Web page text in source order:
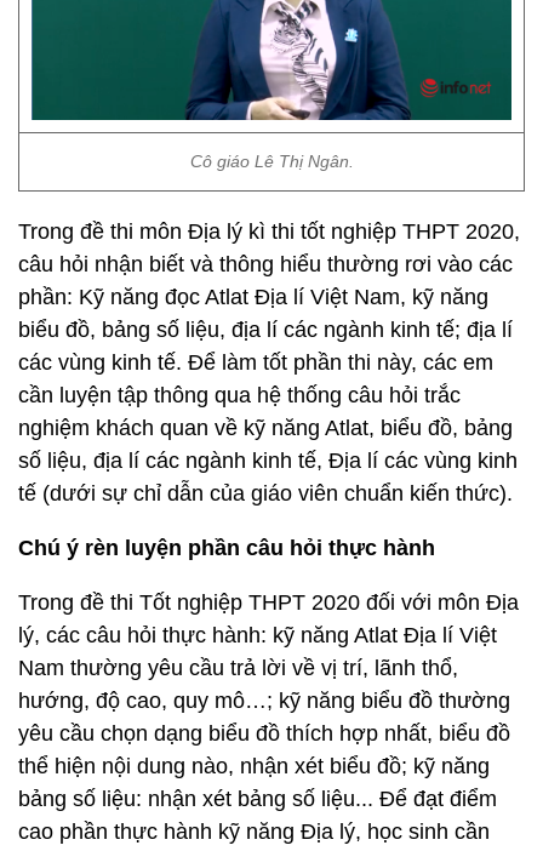
Cô giáo Lê Thị Ngân.
Trong đề thi môn Địa lý kì thi tốt nghiệp THPT 2020,
câu hỏi nhận biết và thông hiểu thường rơi vào các
phần: Kỹ năng đọc Atlat Địa lí Việt Nam, kỹ năng
biểu đồ, bảng số liệu, địa lí các ngành kinh tế; địa lí
các vùng kinh tế. Để làm tốt phần thi này, các em
cần luyện tập thông qua hệ thống câu hỏi trắc
nghiệm khách quan về kỹ năng Atlat, biểu đồ, bảng
số liệu, địa lí các ngành kinh tế, Địa lí các vùng kinh
tế (dưới sự chỉ dẫn của giáo viên chuẩn kiến thức).
Chú ý rèn luyện phần câu hỏi thực hành
Trong đề thi Tốt nghiệp THPT 2020 đối với môn Địa
lý, các câu hỏi thực hành: kỹ năng Atlat Địa lí Việt
Nam thường yêu cầu trả lời về vị trí, lãnh thổ,
hướng, độ cao, quy mô…; kỹ năng biểu đồ thường
yêu cầu chọn dạng biểu đồ thích hợp nhất, biểu đồ
thể hiện nội dung nào, nhận xét biểu đồ; kỹ năng
bảng số liệu: nhận xét bảng số liệu... Để đạt điểm
cao phần thực hành kỹ năng Địa lý, học sinh cần